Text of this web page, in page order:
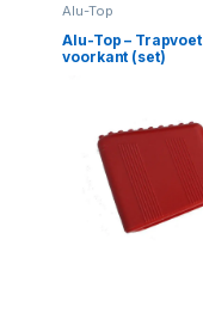
Alu-Top
Alu-Top – Trapvoet
voorkant (set)